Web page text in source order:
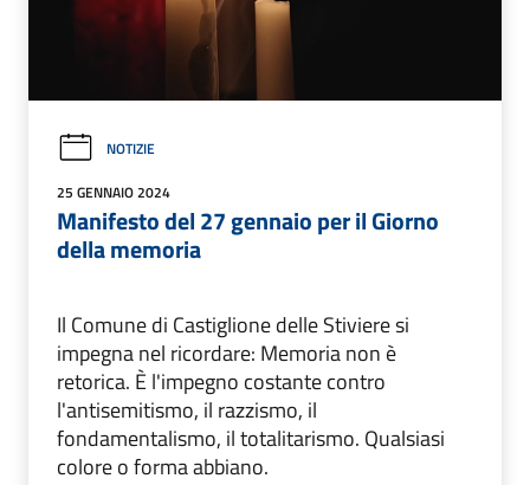
NOTIZIE
25 GENNAIO 2024
Manifesto del 27 gennaio per il Giorno
della memoria
Il Comune di Castiglione delle Stiviere si
impegna nel ricordare: Memoria non è
retorica. È l'impegno costante contro
l'antisemitismo, il razzismo, il
fondamentalismo, il totalitarismo. Qualsiasi
colore o forma abbiano.